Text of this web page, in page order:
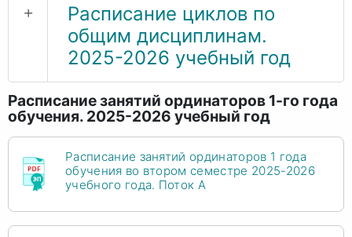
+
Расписание циклов по
общим дисциплинам.
2025-2026 учебный год
Расписание занятий ординаторов 1-го года
обучения. 2025-2026 учебный год
Расписание занятий ординаторов 1 года
обучения во втором семестре 2025-2026
учебного года. Поток А